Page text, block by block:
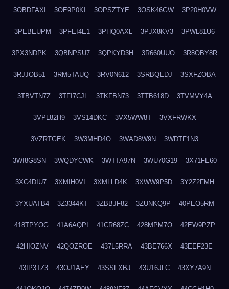
3OBDFAXI 3OE9P0KI 3OPSZTYE 3OSK46GW 3P20H0VW
3PEBEUPM 3PFEI4E1 3PHQ0AXL 3PJX8KV3 3PWL81U6
3PX3NDPK 3QBNPSU7 3QPKYD3H 3R660UUO 3R8OBY8R
3RJJOB51 3RM5TAUQ 3RV0N612 3SRBQEDJ 3SXFZOBA
3TBVTN7Z 3TFI7CJL 3TKFBN73 3TTB618D 3TVMVY4A
3VPL82H9 3VS14DKC 3VX5WW8T 3VXFRWKX
3VZRTGEK 3W3MHD4O 3WAD8W9N 3WDTF1N3
3WI8G8SN 3WQDYCWK 3WTTA97N 3WU70G19 3X71FE60
3XC4DIU7 3XMIH0VI 3XMLLD4K 3XWW9P5D 3Y2Z2FMH
3YXUATB4 3Z3344KT 3ZBBJF82 3ZUNKQ9P 40PEO5RM
418TPYOG 41A6AQPI 41CR68ZC 428MPM7O 42EW9PZP
42HIOZNV 42QOZROE 437L5RRA 43BE766X 43EEF23E
43IP3TZ3 43OJ1AEY 43SSFXBJ 43U16JLC 43XY7A9N